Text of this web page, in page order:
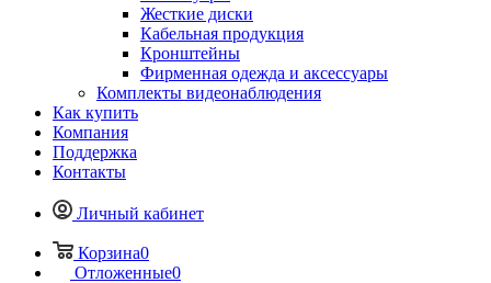
Жесткие диски
Кабельная продукция
Кронштейны
Фирменная одежда и аксессуары
Комплекты видеонаблюдения
Как купить
Компания
Поддержка
Контакты
Личный кабинет
Корзина0
Отложенные0